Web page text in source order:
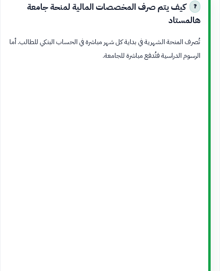
كيف يتم صرف المخصصات المالية لمنحة جامعة
هالمستاد
تُصرف المنحة الشهرية في بداية كل شهر مباشرة في الحساب البنكي للطالب. أما
الرسوم الدراسية فتُدفع مباشرة للجامعة.